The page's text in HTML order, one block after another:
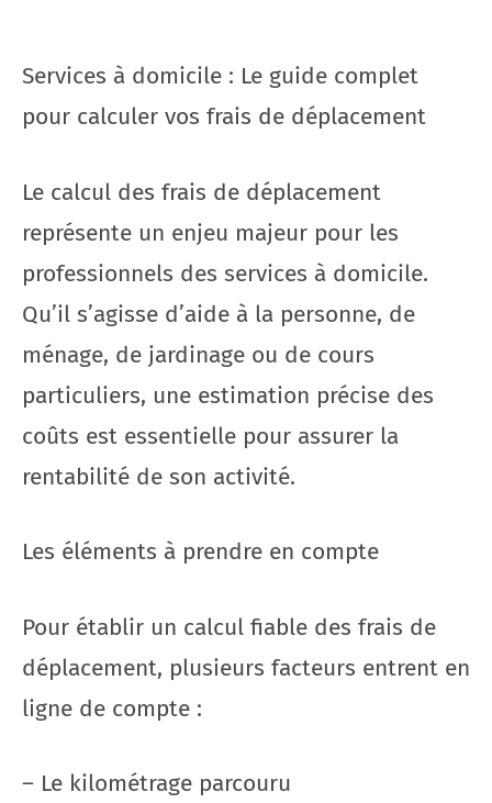
Services à domicile : Le guide complet
pour calculer vos frais de déplacement
Le calcul des frais de déplacement
représente un enjeu majeur pour les
professionnels des services à domicile.
Qu’il s’agisse d’aide à la personne, de
ménage, de jardinage ou de cours
particuliers, une estimation précise des
coûts est essentielle pour assurer la
rentabilité de son activité.
Les éléments à prendre en compte
Pour établir un calcul fiable des frais de
déplacement, plusieurs facteurs entrent en
ligne de compte :
– Le kilométrage parcouru